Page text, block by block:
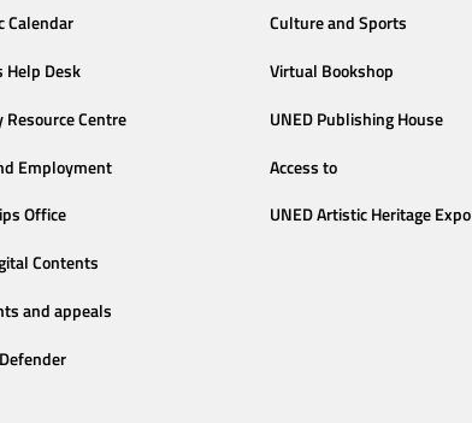
Calendar
Desk
Centre
Employment
Office
Contents
and appeals
Culture and Sports
Virtual Bookshop
UNED Publishing House
Access to
UNED Artistic Heritage Expo